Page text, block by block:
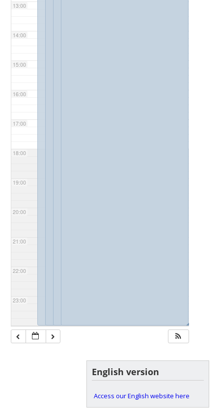
13:00
14:00
15:00
16:00
17:00
18:00
19:00
20:00
21:00
22:00
23:00
◢◢◢◢
English version
Access our English website here